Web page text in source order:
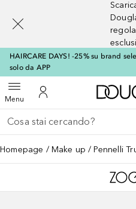
HAIRCARE DAYS! -25% su brand
solo da APP
MenuApri menuAl Mio Account
Torna indietro
Esegui ricerca
Homepage Make up Pennelli
[navigation.slideout.screenreader]